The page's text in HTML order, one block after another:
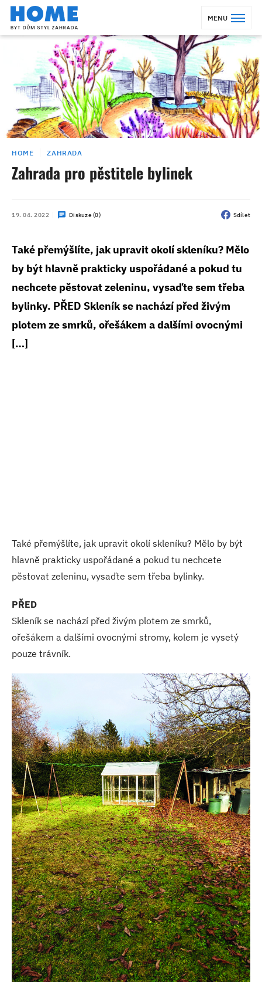
MENU
HOME ZAHRADA
Zahrada pro pěstitele bylinek
19. 04. 2022 Diskuze (0) Sdílet
Také přemýšlíte, jak upravit okolí skleníku? Mělo
by být hlavně prakticky uspořádané a pokud tu
nechcete pěstovat zeleninu, vysaďte sem třeba
bylinky. PŘED Skleník se nachází před živým
plotem ze smrků, ořešákem a dalšími ovocnými
[…]
Také přemýšlíte, jak upravit okolí skleníku? Mělo by být
hlavně prakticky uspořádané a pokud tu nechcete
pěstovat zeleninu, vysaďte sem třeba bylinky.
PŘED
Skleník se nachází před živým plotem ze smrků,
ořešákem a dalšími ovocnými stromy, kolem je vysetý
pouze trávník.